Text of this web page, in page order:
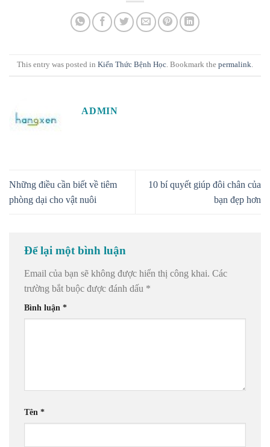
This entry was posted in Kiến Thức Bệnh Học. Bookmark the permalink.
ADMIN
Những điều cần biết về tiêm
phòng dại cho vật nuôi
10 bí quyết giúp đôi chân của
bạn đẹp hơn
Để lại một bình luận
Email của bạn sẽ không được hiển thị công khai. Các
trường bắt buộc được đánh dấu *
Bình luận *
Tên *